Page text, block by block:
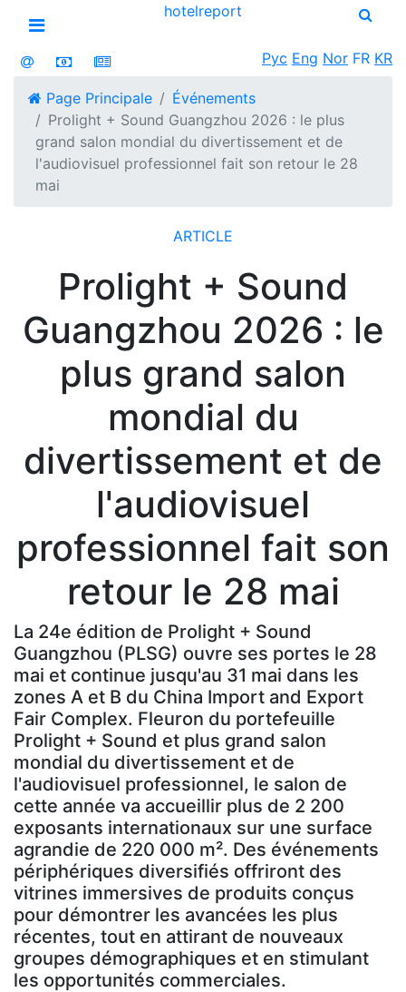
Open menu
hotelreport
Рус Eng Nor FR KR
Page Principale
Événements
Prolight + Sound Guangzhou 2026 : le plus
grand salon mondial du divertissement et de
l'audiovisuel professionnel fait son retour le 28
mai
ARTICLE
Prolight + Sound
Guangzhou 2026 : le
plus grand salon
mondial du
divertissement et de
l'audiovisuel
professionnel fait son
retour le 28 mai
La 24e édition de Prolight + Sound
Guangzhou (PLSG) ouvre ses portes le 28
mai et continue jusqu'au 31 mai dans les
zones A et B du China Import and Export
Fair Complex. Fleuron du portefeuille
Prolight + Sound et plus grand salon
mondial du divertissement et de
l'audiovisuel professionnel, le salon de
cette année va accueillir plus de 2 200
exposants internationaux sur une surface
agrandie de 220 000 m². Des événements
périphériques diversifiés offriront des
vitrines immersives de produits conçus
pour démontrer les avancées les plus
récentes, tout en attirant de nouveaux
groupes démographiques et en stimulant
les opportunités commerciales.